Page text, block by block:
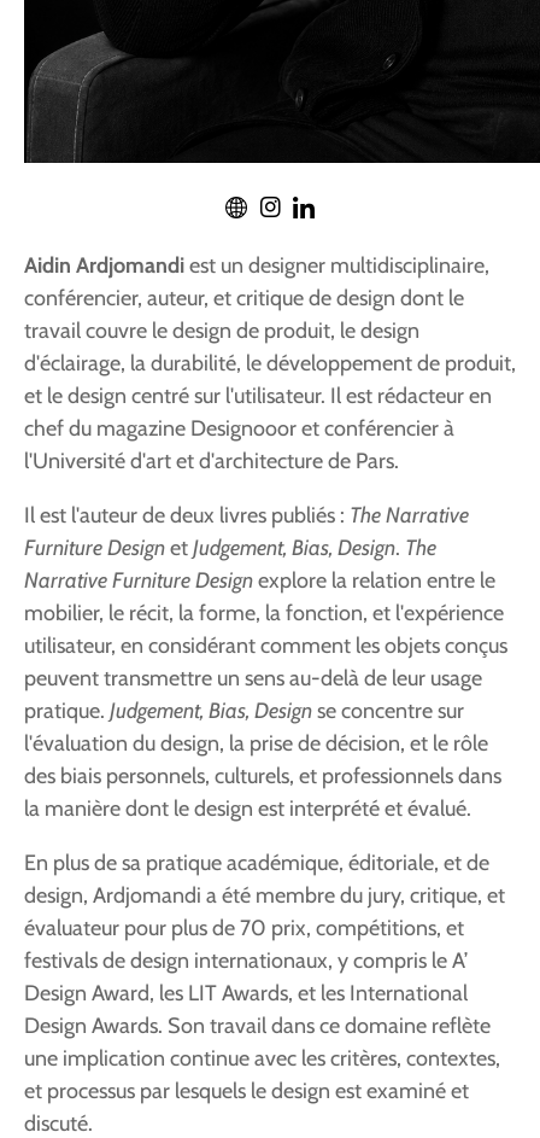
Aidin Ardjomandiest un designer multidisciplinaire,
conférencier, auteur, et critique de design dont le
travail couvre le design de produit, le design
d'éclairage, la durabilité, le développement de produit,
et le design centré sur l'utilisateur. Il est rédacteur en
chef du magazine Designooor et conférencier à
l'Université d'art et d'architecture de Pars.
Il est l'auteur de deux livres publiés : The Narrative
Furniture DesignetJudgement, Bias, Design. The
Narrative Furniture Designexplore la relation entre le
mobilier, le récit, la forme, la fonction, et l'expérience
utilisateur, en considérant comment les objets conçus
peuvent transmettre un sens au-delà de leur usage
pratique. Judgement, Bias, Designse concentre sur
l'évaluation du design, la prise de décision, et le rôle
des biais personnels, culturels, et professionnels dans
la manière dont le design est interprété et évalué.
En plus de sa pratique académique, éditoriale, et de
design, Ardjomandi a été membre du jury, critique, et
évaluateur pour plus de 70 prix, compétitions, et
festivals de design internationaux, y compris le A’
Design Award, les LIT Awards, et les International
Design Awards. Son travail dans ce domaine reflète
une implication continue avec les critères, contextes,
et processus par lesquels le design est examiné et
discuté.